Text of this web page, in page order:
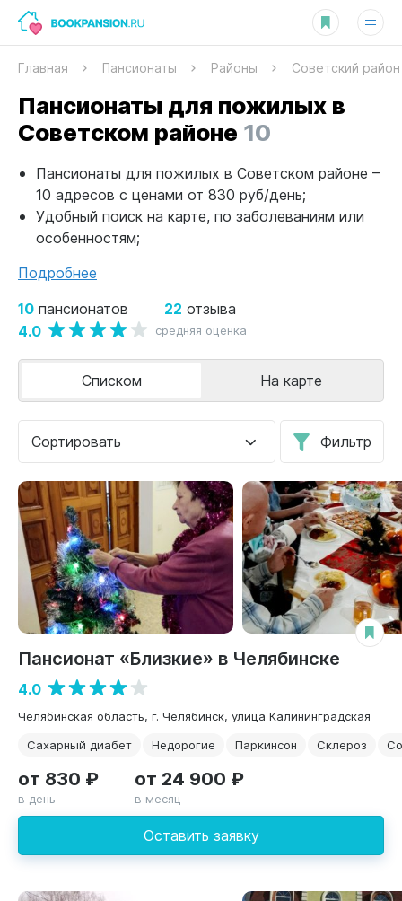
Главная Пансионаты Районы Советский район
Пансионаты для пожилых в
Советском районе 10
Пансионаты для пожилых в Советском районе –
10 адресов с ценами от 830 руб/день;
Удобный поиск на карте, по заболеваниям или
особенностям;
Подробнее
10 пансионатов 22 отзыва
4.0 средняя оценка
Сортировать Фильтр
Списком На карте
Пансионат «Близкие» в Челябинске
4.0
Челябинская область, г. Челябинск, улица Калининградская
Сахарный диабет
Недорогие Паркинсон Склероз
Оставить заявку
от 830 ₽
в день
от 24 900 ₽
в месяц